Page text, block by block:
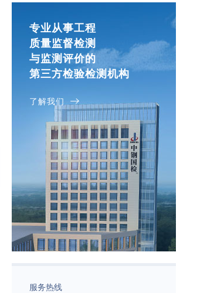
专业从事工程
质量监督检测
与监测评价的
第三方检验检测机构
了解我们
服务热线